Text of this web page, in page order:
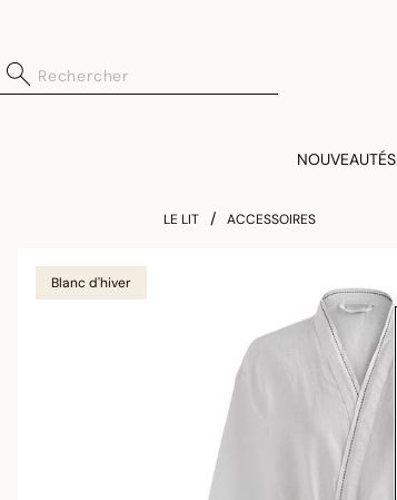
NOUVEAUTÉS
LE LIT ACCESSOIRES
Blanc d'hiver